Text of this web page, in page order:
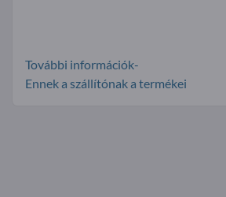
További információk-
Ennek a szállítónak a termékei